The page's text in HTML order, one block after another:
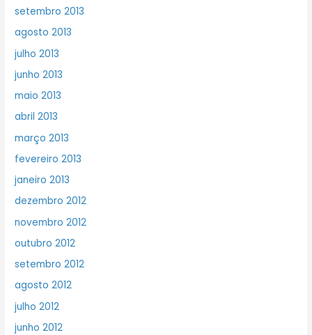
setembro 2013
agosto 2013
julho 2013
junho 2013
maio 2013
abril 2013
março 2013
fevereiro 2013
janeiro 2013
dezembro 2012
novembro 2012
outubro 2012
setembro 2012
agosto 2012
julho 2012
junho 2012